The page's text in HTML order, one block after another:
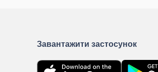
Завантажити застосунок